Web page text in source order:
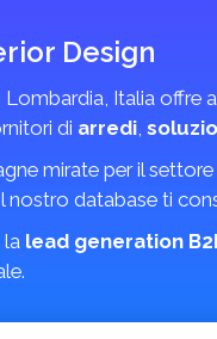
Design
Lombardia, Italia offre
di arredi,
mirate per il settore
nostro database ti
la lead generation